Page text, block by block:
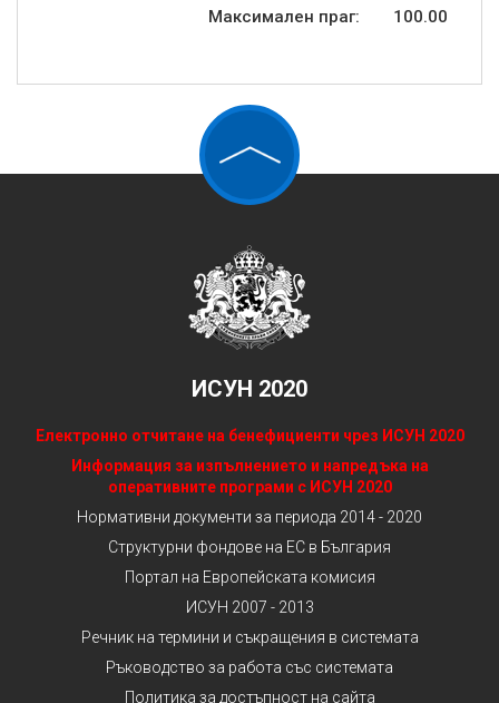
100.00
Максимален праг:
ИСУН 2020
Електронно отчитане на бенефициенти чрез ИСУН 2020
Информация за изпълнението и напредъка на
оперативните програми с ИСУН 2020
Нормативни документи за периода 2014 - 2020
Структурни фондове на ЕС в България
Портал на Европейската комисия
ИСУН 2007 - 2013
Речник на термини и съкращения в системата
Ръководство за работа със системата
Политика за достъпност на сайта